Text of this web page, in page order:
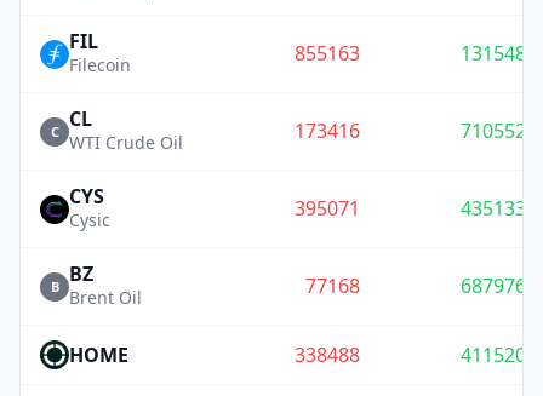
FIL
Filecoin 855163 131548
C CL
WTI Crude Oil 173416 710552
CYS
Cysic 395071 435133
B BZ
Brent Oil 77168 687976
HOME 338488 411520